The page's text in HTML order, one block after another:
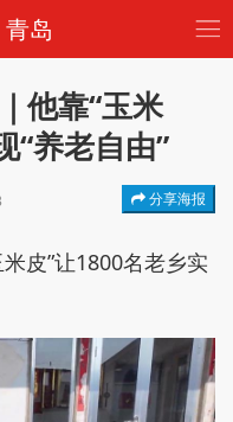
青岛
他靠“玉米
“养老自由”
分享海报
皮”让1800名老乡实